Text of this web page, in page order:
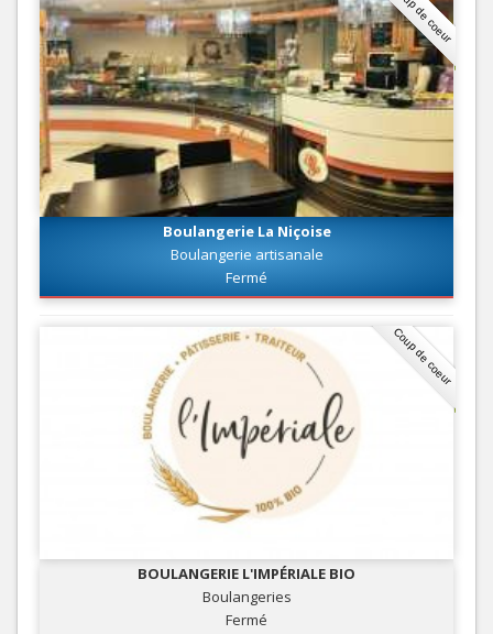
Coup de coeur
Boulangerie La Niçoise
Boulangerie artisanale
Fermé
Coup de coeur
BOULANGERIE L'IMPÉRIALE BIO
Boulangeries
Fermé